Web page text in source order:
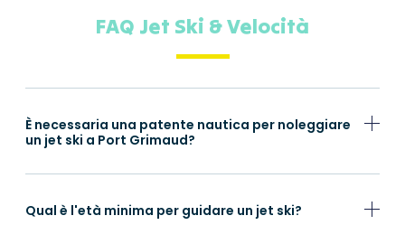
FAQ Jet Ski & Velocità
È necessaria una patente nautica per noleggiare
un jet ski a Port Grimaud?
Qual è l'età minima per guidare un jet ski?